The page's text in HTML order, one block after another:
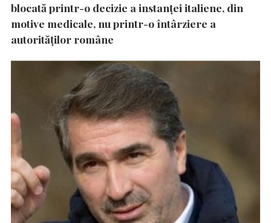
blocată printr-o decizie a instanţei italiene, din
motive medicale, nu printr-o întârziere a
autorităţilor române